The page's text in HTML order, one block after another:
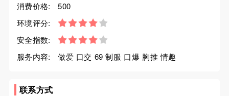
消费价格:
500
环境评分:
安全指数:
服务内容:
做爱 口交 69 制服 口爆 胸推 情趣
联系方式